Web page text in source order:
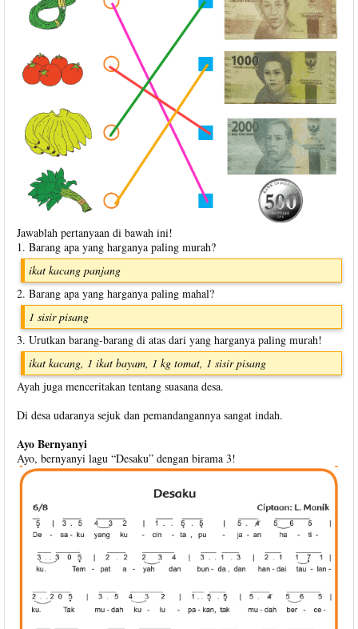
Jawablah pertanyaan di bawah ini!
1. Barang apa yang harganya paling murah?
ikat kacang panjang
2. Barang apa yang harganya paling mahal?
1 sisir pisang
3. Urutkan barang-barang di atas dari yang harganya paling murah!
ikat kacang, 1 ikat bayam, 1 kg tomat, 1 sisir pisang
Ayah juga menceritakan tentang suasana desa.
Di desa udaranya sejuk dan pemandangannya sangat indah.
Ayo Bernyanyi
Ayo, bernyanyi lagu “Desaku” dengan birama 3!